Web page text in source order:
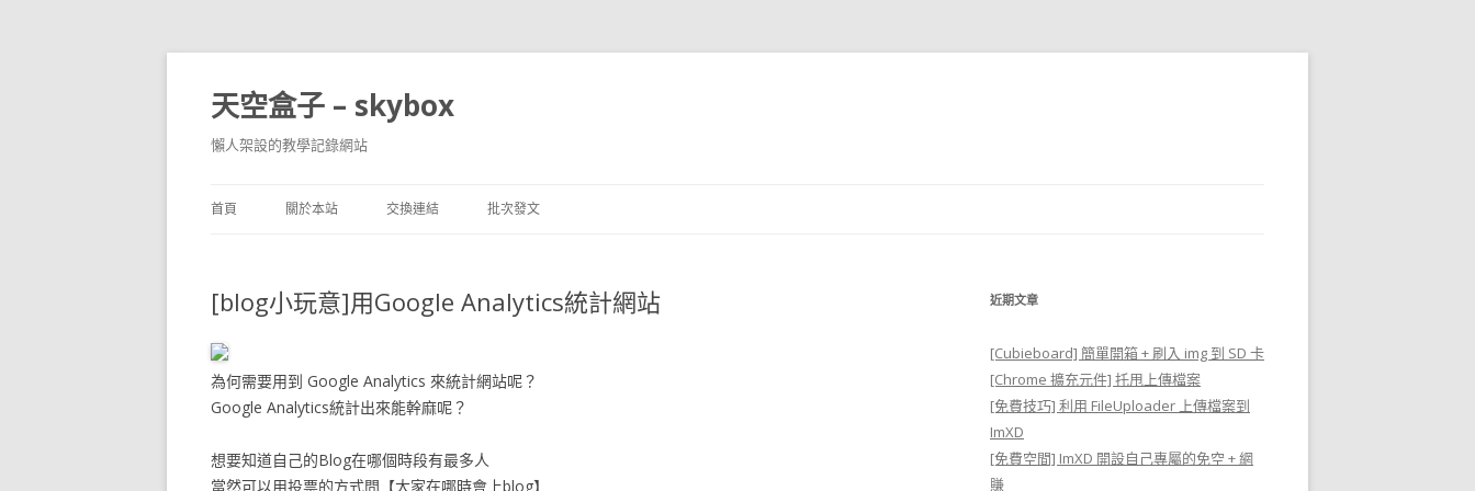
天空盒子 – skybox
懶人架設的教學記錄網站
首頁 關於本站 交換連結 批次發文
[blog小玩意]用Google Analytics統計網站
為何需要用到 Google Analytics 來統計網站呢？
Google Analytics統計出來能幹麻呢？
想要知道自己的Blog在哪個時段有最多人
當然可以用投票的方式問【大家在哪時會上blog】
近期文章
[Cubieboard] 簡單開箱 + 刷入 img 到 SD 卡
[Chrome 擴充元件] 托甩上傳檔案
[免費技巧] 利用 FileUploader 上傳檔案到
ImXD
[免費空間] ImXD 開設自己專屬的免空 + 網
賺